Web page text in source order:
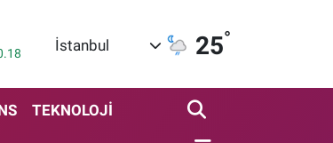
İstanbul 25°
TEKNOLOJİ